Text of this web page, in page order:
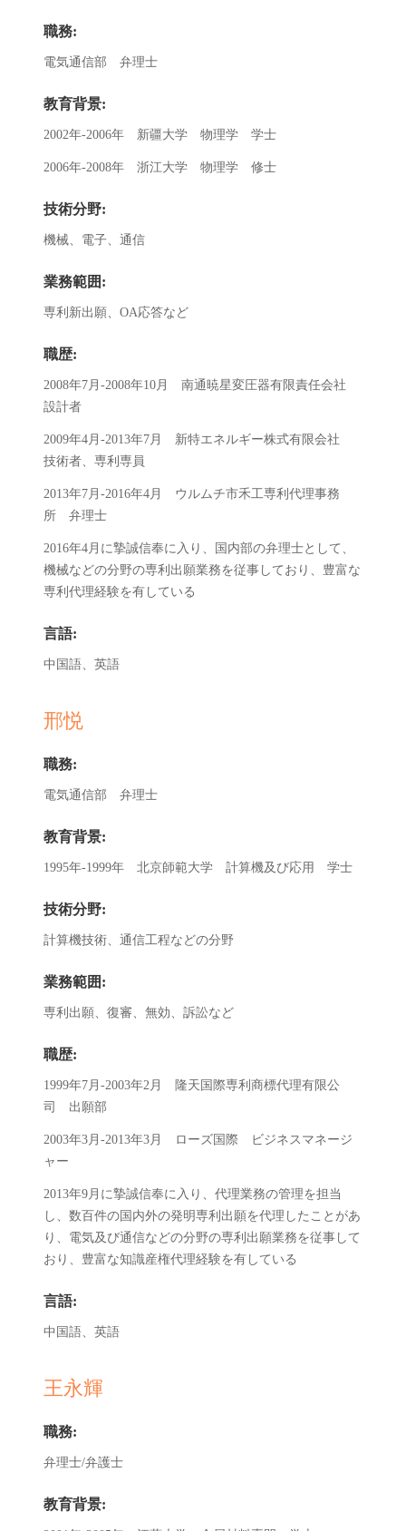
職務:
電気通信部 弁理士
教育背景:
2002年-2006年 新疆大学 物理学 学士
2006年-2008年 浙江大学 物理学 修士
技術分野:
機械、電子、通信
業務範囲:
専利新出願、OA応答など
職歴:
2008年7月-2008年10月 南通暁星変圧器有限責任会社
設計者
2009年4月-2013年7月 新特エネルギー株式有限会社
技術者、専利専員
2013年7月-2016年4月 ウルムチ市禾工専利代理事務
所 弁理士
2016年4月に摯誠信奉に入り、国内部の弁理士として、
機械などの分野の専利出願業務を従事しており、豊富な
専利代理経験を有している
言語:
中国語、英語
邢悦
職務:
電気通信部 弁理士
教育背景:
1995年-1999年 北京師範大学 計算機及び応用 学士
技術分野:
計算機技術、通信工程などの分野
業務範囲:
専利出願、復審、無効、訴訟など
職歴:
1999年7月-2003年2月 隆天国際専利商標代理有限公
司 出願部
2003年3月-2013年3月 ローズ国際 ビジネスマネージ
ャー
2013年9月に摯誠信奉に入り、代理業務の管理を担当
し、数百件の国内外の発明専利出願を代理したことがあ
り、電気及び通信などの分野の専利出願業務を従事して
おり、豊富な知識産権代理経験を有している
言語:
中国語、英語
王永輝
職務:
弁理士/弁護士
教育背景: